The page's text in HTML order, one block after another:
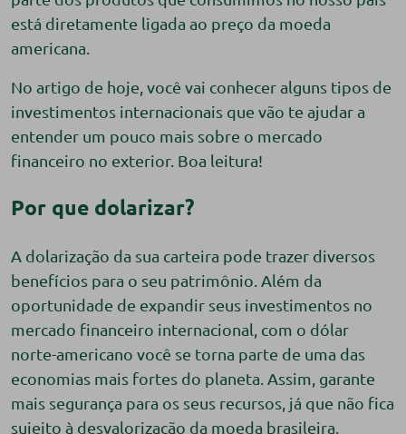
está diretamente ligada ao preço da moeda
americana.
No artigo de hoje, você vai conhecer alguns tipos de
investimentos internacionais que vão te ajudar a
entender um pouco mais sobre o mercado
financeiro no exterior. Boa leitura!
Por que dolarizar?
A dolarização da sua carteira pode trazer diversos
benefícios para o seu patrimônio. Além da
oportunidade de expandir seus investimentos no
mercado financeiro internacional, com o dólar
norte-americano você se torna parte de uma das
economias mais fortes do planeta. Assim, garante
mais segurança para os seus recursos, já que não fica
sujeito à desvalorização da moeda brasileira.